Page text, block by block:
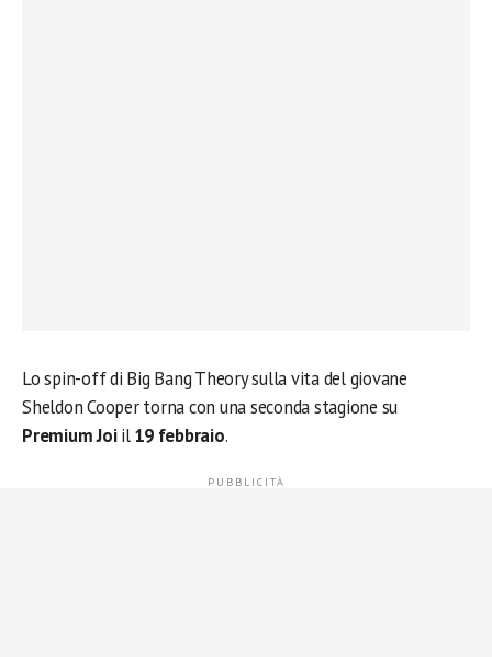
Lo spin-off di Big Bang Theory sulla vita del giovane
Sheldon Cooper torna con una seconda stagione su
Premium Joiil19 febbraio.